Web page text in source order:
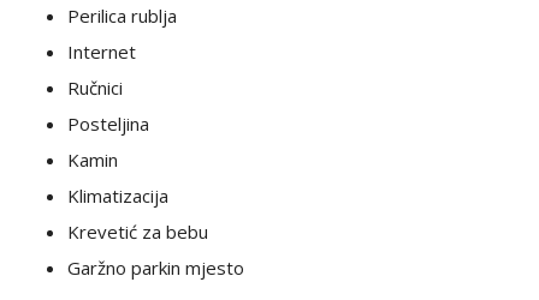
Perilica rublja
Internet
Ručnici
Posteljina
Kamin
Klimatizacija
Krevetić za bebu
Garžno parkin mjesto